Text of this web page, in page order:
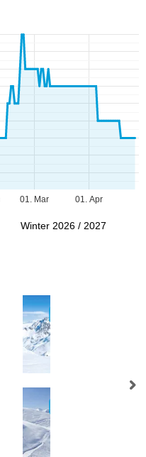
01. Mar 01. Apr
Winter 2026 / 2027